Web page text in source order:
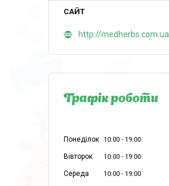
http://medherbs.com.ua
Графік роботи
Понеділок 10:00 19:00
Вівторок 10:00 19:00
Середа 10:00 19:00